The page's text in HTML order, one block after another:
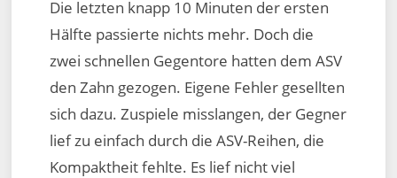
Die letzten knapp 10 Minuten der ersten
Hälfte passierte nichts mehr. Doch die
zwei schnellen Gegentore hatten dem ASV
den Zahn gezogen. Eigene Fehler gesellten
sich dazu. Zuspiele misslangen, der Gegner
lief zu einfach durch die ASV-Reihen, die
Kompaktheit fehlte. Es lief nicht viel